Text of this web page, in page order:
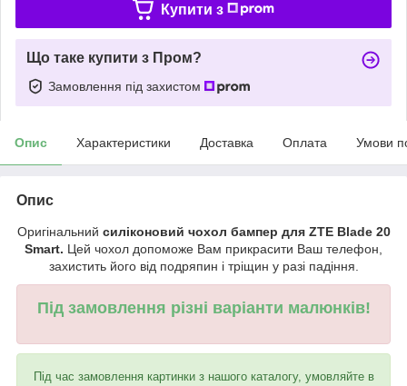
Купити з
Що таке купити з Пром?
Замовлення під захистом
Опис Характеристики Доставка Оплата Умови
Опис
Оригінальний силіконовий чохол бампер для ZTE Blade 20
Smart. Цей чохол допоможе Вам прикрасити Ваш телефон,
захистить його від подряпин і тріщин у разі падіння.
Під замовлення різні варіанти малюнків!
Під час замовлення картинки з нашого каталогу, умовляйте в